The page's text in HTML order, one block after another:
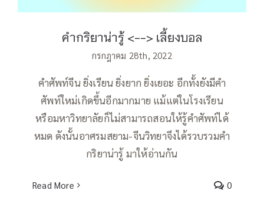
คำกริยาน่ารู้ <--> เลี้ยงบอล
กรกฎาคม 28th, 2022
คำศัพท์จีน ยิ่งเรียน ยิ่งยาก ยิ่งเยอะ อีกทั้งยังมีคำ
ศัพท์ใหม่เกิดขึ้นอีกมากมาย แม้แต่ในโรงเรียน
หรือมหาวิทยาลัยก็ไม่สามารถสอนให้รู้คำศัพท์ได้
หมด ดังนั้นอาศรมสยาม-จีนวิทยาจึงได้รวบรวมคำ
กริยาน่ารู้ มาให้อ่านกัน
Read More 0